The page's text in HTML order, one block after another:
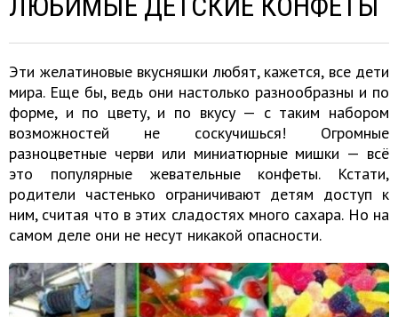
Эти желатиновые вкусняшки любят, кажется, все дети
мира. Еще бы, ведь они настолько разнообразны и по
форме, и по цвету, и по вкусу — с таким набором
возможностей не соскучишься! Огромные
разноцветные черви или миниатюрные мишки — всё
это популярные жевательные конфеты. Кстати,
родители частенько ограничивают детям доступ к
ним, считая что в этих сладостях много сахара. Но на
самом деле они не несут никакой опасности.